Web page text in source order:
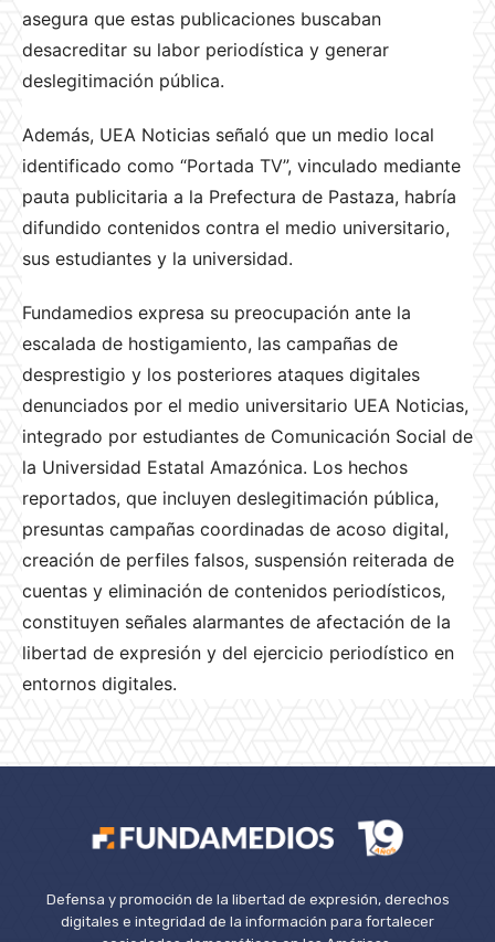
asegura que estas publicaciones buscaban
desacreditar su labor periodística y generar
deslegitimación pública.
Además, UEA Noticias señaló que un medio local
identificado como “Portada TV”, vinculado mediante
pauta publicitaria a la Prefectura de Pastaza, habría
difundido contenidos contra el medio universitario,
sus estudiantes y la universidad.
Fundamedios expresa su preocupación ante la
escalada de hostigamiento, las campañas de
desprestigio y los posteriores ataques digitales
denunciados por el medio universitario UEA Noticias,
integrado por estudiantes de Comunicación Social de
la Universidad Estatal Amazónica. Los hechos
reportados, que incluyen deslegitimación pública,
presuntas campañas coordinadas de acoso digital,
creación de perfiles falsos, suspensión reiterada de
cuentas y eliminación de contenidos periodísticos,
constituyen señales alarmantes de afectación de la
libertad de expresión y del ejercicio periodístico en
entornos digitales.
Defensa y promoción de la libertad de expresión, derechos
digitales e integridad de la información para fortalecer